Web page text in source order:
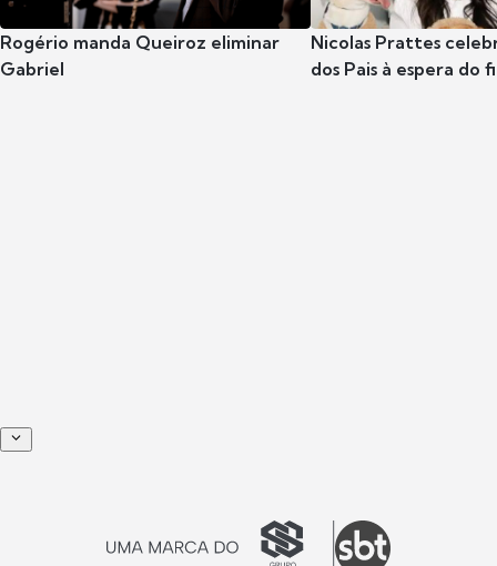
Rogério manda Queiroz eliminar
Gabriel
Nicolas Prattes
dos Pais à espera do